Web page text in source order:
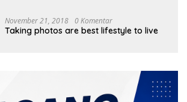
November 21, 2018 0 Komentar
Taking photos are best lifestyle to live